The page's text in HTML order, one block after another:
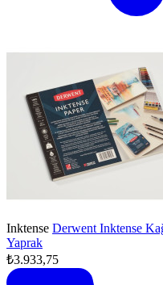
Inktense Derwent Inktense
Yaprak
₺3.933,75